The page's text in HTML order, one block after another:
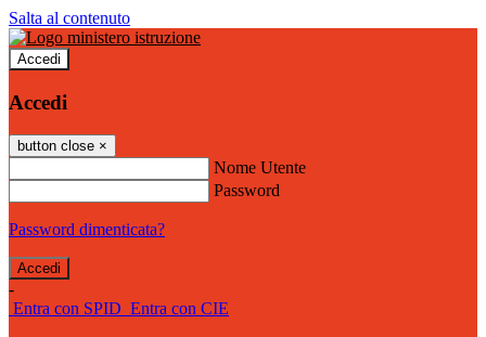
Salta al contenuto
Accedi
Accedi
button close ×
Nome Utente
Password
Password dimenticata?
-
Entra con SPID Entra con CIE